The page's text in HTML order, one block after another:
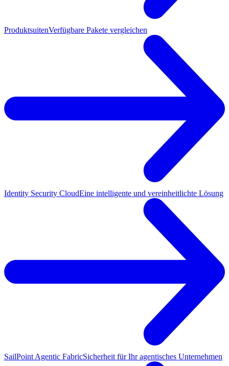
ProduktsuitenVerfügbare Pakete vergleichen
Identity Security CloudEine intelligente und vereinheitlichte Lösung
SailPoint Agentic FabricSicherheit für Ihr agentisches Unternehmen